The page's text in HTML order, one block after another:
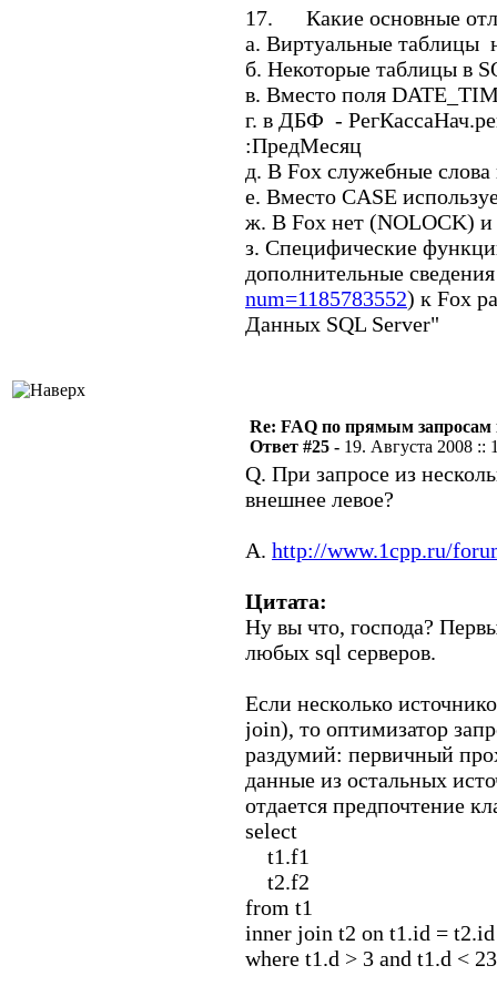
17. Какие основные
а. Виртуальные таблицы
б. Некоторые таблицы в
в. Вместо поля
г. в ДБФ -
:ПредМесяц
д. В Fox служебные слова
е. Вместо CASE
ж. В Fox нет (NOLOCK) и
з. Специфические
дополнительные
num=1185783552) к Fox
Данных SQL Server"
Re: FAQ по прямым
Ответ #25 - 19. Августа 2008 ::
Q. При запросе из
внешнее левое?
A. http://www.1cpp.ru/
Цитата:
Ну вы что, господа?
любых sql серверов.
Если несколько
join), то оптимизатор
раздумий: первичный
данные из остальных
отдается предпочтение
select
t1.f1
t2.f2
from t1
inner join t2 on t1.id = t2.id
where t1.d > 3 and t1.d <